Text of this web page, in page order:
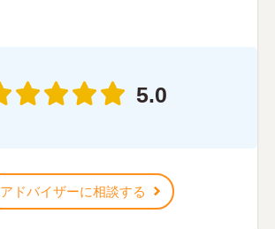
5.0
アドバイザーに相談する